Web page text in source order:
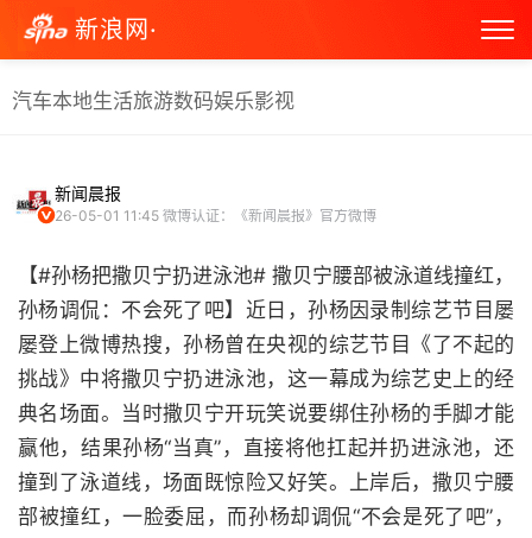
新浪网·
汽车本地生活旅游数码娱乐影视
新闻晨报
26-05-01 11:45 微博认证：《新闻晨报》官方微博
【#孙杨把撒贝宁扔进泳池# 撒贝宁腰部被泳道线撞红，
孙杨调侃：不会死了吧】近日，孙杨因录制综艺节目屡
屡登上微博热搜，孙杨曾在央视的综艺节目《了不起的
挑战》中将撒贝宁扔进泳池‌，这一幕成为综艺史上的经
典名场面。当时撒贝宁开玩笑说要绑住孙杨的手脚才能
赢他，结果孙杨“当真”，直接将他扛起并扔进泳池，还
撞到了泳道线，场面既惊险又好笑。上岸后，撒贝宁腰
部被撞红，一脸委屈，而孙杨却调侃“不会是死了吧”，